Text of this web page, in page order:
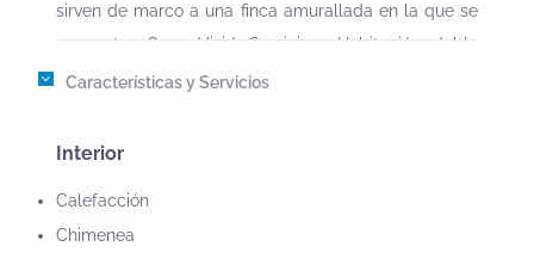
sirven de marco a una finca amurallada en la que se
encuentra Casa Vixide.Servicios2 Habitación doble
con baño 2 Habitación doble con baño común
Derecho a cocina Jardin Lavadora Salón TvSe puede
Características y Servicios
Interior
Calefacción
Chimenea